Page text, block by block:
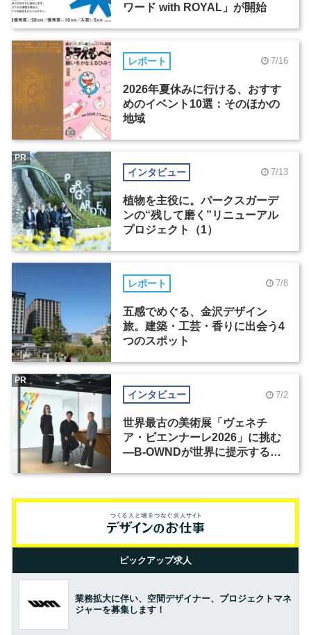
ワード with ROYAL」が開始
レポート 7/16
2026年夏休みに行ける、おすす
めのイベント10選：そのほかの
地域
インタビュー 7/13
植物を主役に。パークスガーデ
ンの“残して磨く”リニューアル
プロジェクト（1）
PR
レポート 7/8
五感でめぐる、金沢デザイン
旅。建築・工芸・香りに出会う4
つのスポット
インタビュー 7/2
世界最古の美術展「ヴェネチ
ア・ビエンナーレ2026」に挑む
―B-OWNDが世界に提示する美
PR
ピックアップ求人
業務拡大に伴い、空間デザイナー、プロジェクトマネ
ジャーを募集します！